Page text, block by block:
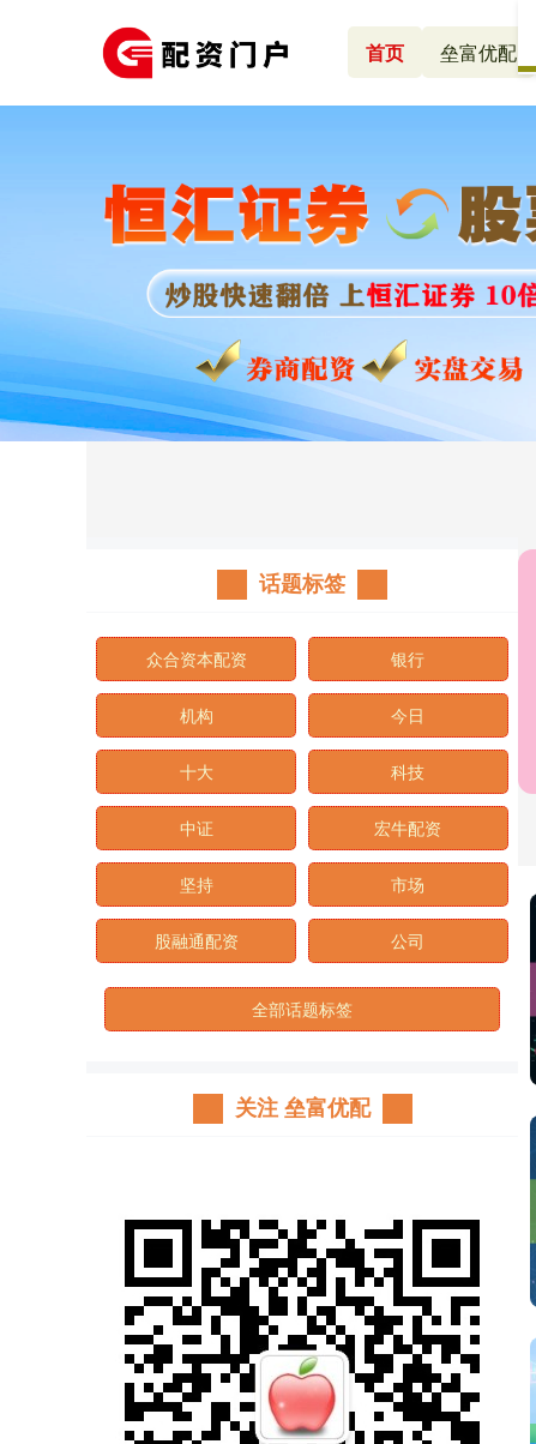
首页 垒富优配
话题标签
众合资本配资 银行
机构 今日
十大 科技
中证 宏牛配资
坚持 市场
股融通配资 公司
全部话题标签
关注 垒富优配